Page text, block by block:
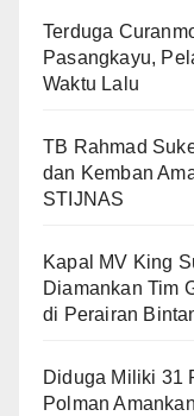
Terduga
Pasangkayu,
Waktu Lalu
TB Rahmad
dan Kemban
STIJNAS
Kapal MV King
Diamankan Tim
di Perairan
Diduga Miliki 31
Polman